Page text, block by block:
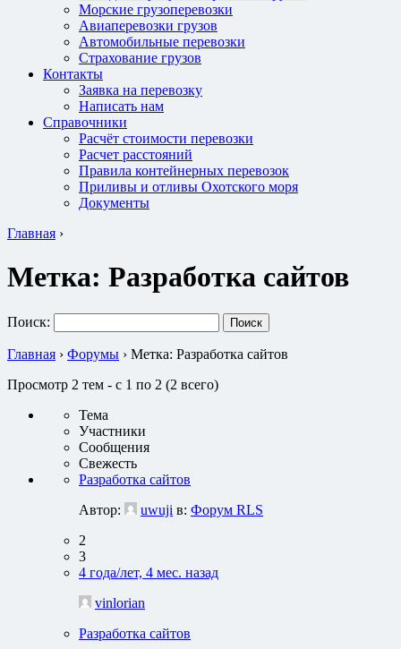
Морские грузоперевозки
Авиаперевозки грузов
Автомобильные перевозки
Страхование грузов
Контакты
Заявка на перевозку
Написать нам
Справочники
Расчёт стоимости перевозки
Расчет расстояний
Правила контейнерных перевозок
Приливы и отливы Охотского моря
Документы
Главная ›
Метка: Разработка сайтов
Поиск:
Главная › Форумы › Метка: Разработка сайтов
Просмотр 2 тем - с 1 по 2 (2 всего)
Тема
Участники
Сообщения
Свежесть
Разработка сайтов
Автор:
uwuji в: Форум RLS
2
3
4 года/лет, 4 мес. назад
vinlorian
Разработка сайтов